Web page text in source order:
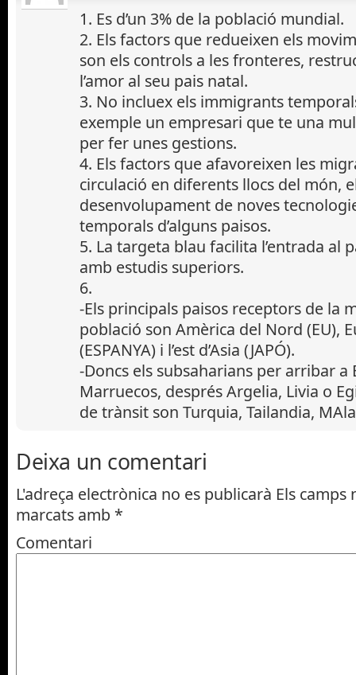
1. Es d’un 3% de la població mundial.
2. Els factors que redueixen els
son els controls a les fronteres,
l’amor al seu pais natal.
3. No incluex els immigrants
exemple un empresari que te una
per fer unes gestions.
4. Els factors que afavoreixen les
circulació en diferents llocs del món,
desenvolupament de noves
temporals d’alguns paisos.
5. La targeta blau facilita l’entrada al
amb estudis superiors.
6.
-Els principals paisos receptors de la
població son Amèrica del Nord (EU),
(ESPANYA) i l’est d’Asia (JAPÓ).
-Doncs els subsaharians per arribar a
Marruecos, després Argelia, Livia o
de trànsit son Turquia, Tailandia,
Deixa un comentari
L'adreça electrònica no es publicarà Els camps
marcats amb *
Comentari